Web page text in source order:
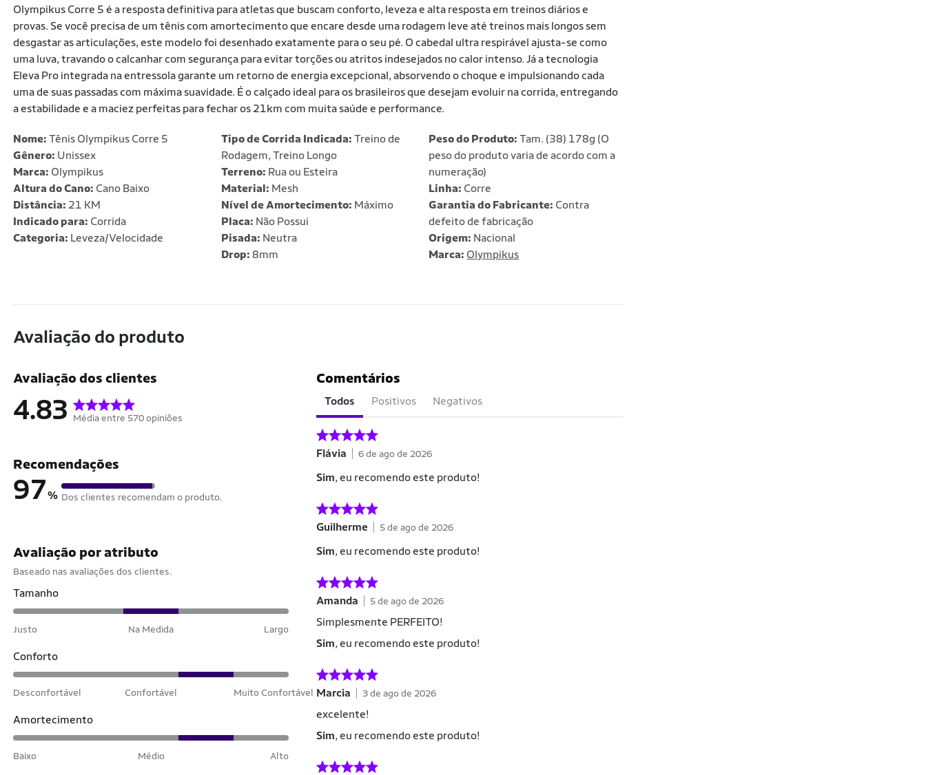
Olympikus Corre 5 é a resposta definitiva para atletas que buscam conforto, leveza e alta resposta em treinos diários e
provas. Se você precisa de um tênis com amortecimento que encare desde uma rodagem leve até treinos mais longos sem
desgastar as articulações, este modelo foi desenhado exatamente para o seu pé. O cabedal ultra respirável ajusta-se como
uma luva, travando o calcanhar com segurança para evitar torções ou atritos indesejados no calor intenso. Já a tecnologia
Eleva Pro integrada na entressola garante um retorno de energia excepcional, absorvendo o choque e impulsionando cada
uma de suas passadas com máxima suavidade. É o calçado ideal para os brasileiros que desejam evoluir na corrida, entregando
a estabilidade e a maciez perfeitas para fechar os 21km com muita saúde e performance.
Nome: Tênis Olympikus Corre 5
Gênero: Unissex
Marca: Olympikus
Altura do Cano: Cano Baixo
Distância: 21 KM
Indicado para: Corrida
Categoria: Leveza/Velocidade
Tipo de Corrida Indicada: Treino de
Rodagem, Treino Longo
Terreno: Rua ou Esteira
Material: Mesh
Nível de Amortecimento: Máximo
Placa: Não Possui
Pisada: Neutra
Drop: 8mm
Peso do Produto: Tam. (38) 178g (O
peso do produto varia de acordo com a
numeração)
Linha: Corre
Garantia do Fabricante: Contra
defeito de fabricação
Origem: Nacional
Marca: Olympikus
Avaliação do produto
Avaliação dos clientes
4.83 Média entre 570 opiniões
Recomendações
97% Dos clientes recomendam o produto.
Avaliação por atributo
Baseado nas avaliações dos clientes.
Tamanho
Justo Na Medida Largo
Conforto
Desconfortável Confortável Muito Confortável
Amortecimento
Baixo Médio Alto
Comentários
Todos Positivos Negativos
Flávia 6 de ago de 2026
Sim, eu recomendo este produto!
Guilherme 5 de ago de 2026
Sim, eu recomendo este produto!
Amanda 5 de ago de 2026
Simplesmente PERFEITO!
Sim, eu recomendo este produto!
Marcia 3 de ago de 2026
excelente!
Sim, eu recomendo este produto!